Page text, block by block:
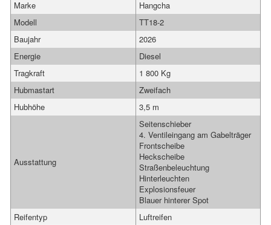
Marke
Hangcha
Modell
TT18-2
Baujahr
2026
Energie
Diesel
Tragkraft
1 800 Kg
Hubmastart
Zweifach
Hubhöhe
3,5 m
Ausstattung
Seitenschieber
4. Ventileingang am Gabelträger
Frontscheibe
Heckscheibe
Straßenbeleuchtung
Hinterleuchten
Explosionsfeuer
Blauer hinterer Spot
Reifentyp
Luftreifen